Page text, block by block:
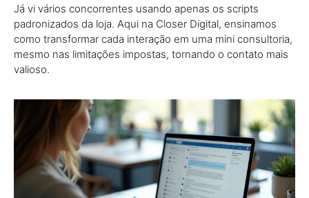
Já vi vários concorrentes usando apenas os scripts
padronizados da loja. Aqui na Closer Digital, ensinamos
como transformar cada interação em uma mini consultoria,
mesmo nas limitações impostas, tornando o contato mais
valioso.